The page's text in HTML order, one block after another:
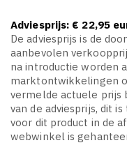
Adviesprijs: € 22,95
De adviesprijs is de
aanbevolen
na introductie worden
marktontwikkelingen
vermelde actuele
van de adviesprijs, dit
voor dit product in de
webwinkel is